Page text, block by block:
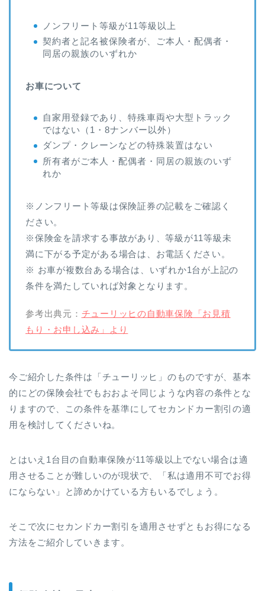
ノンフリート等級が11等級以上
契約者と記名被保険者が、ご本人・配偶者・
同居の親族のいずれか
お車について
自家用登録であり、特殊車両や大型トラック
ではない（1・8ナンバー以外）
ダンプ・クレーンなどの特殊装置はない
所有者がご本人・配偶者・同居の親族のいず
れか
※ノンフリート等級は保険証券の記載をご確認く
ださい。
※保険金を請求する事故があり、等級が11等級未
満に下がる予定がある場合は、お電話ください。
※ お車が複数台ある場合は、いずれか1台が上記の
条件を満たしていれば対象となります。
参考出典元： チューリッヒの自動車保険「お見積
もり・お申し込み」より
今ご紹介した条件は「チューリッヒ」のものですが、基本
的にどの保険会社でもおおよそ同じような内容の条件とな
りますので、この条件を基準にしてセカンドカー割引の適
用を検討してくださいね。
とはいえ1台目の自動車保険が11等級以上でない場合は適
用させることが難しいのが現状で、「私は適用不可でお得
にならない」と諦めかけている方もいるでしょう。
そこで次にセカンドカー割引を適用させずともお得になる
方法をご紹介していきます。